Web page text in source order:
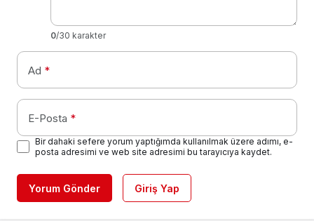
0/30 karakter
Ad *
E-Posta *
Bir dahaki sefere yorum yaptığımda kullanılmak üzere adımı, e-
posta adresimi ve web site adresimi bu tarayıcıya kaydet.
Yorum Gönder Giriş Yap